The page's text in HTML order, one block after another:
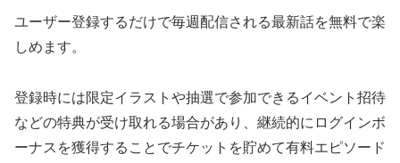
ユーザー登録するだけで毎週配信される最新話を無料で楽
しめます。
登録時には限定イラストや抽選で参加できるイベント招待
などの特典が受け取れる場合があり、継続的にログインボ
ーナスを獲得することでチケットを貯めて有料エピソード